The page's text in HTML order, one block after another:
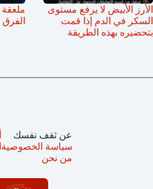
الأرز الأبيض لا يرفع مستوى
السكر في الدم إذا قمت
بتحضيره بهذه الطريقة
عن ثقف نفسك
سياسة الخصوصية
من نحن